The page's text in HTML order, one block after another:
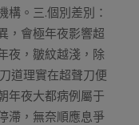
構。三.個別差別：
，會極年夜影響超
夜，皺紋越淺，除
道理實在超聲刀便
年夜大都病例屬于
滯，無奈順應息爭